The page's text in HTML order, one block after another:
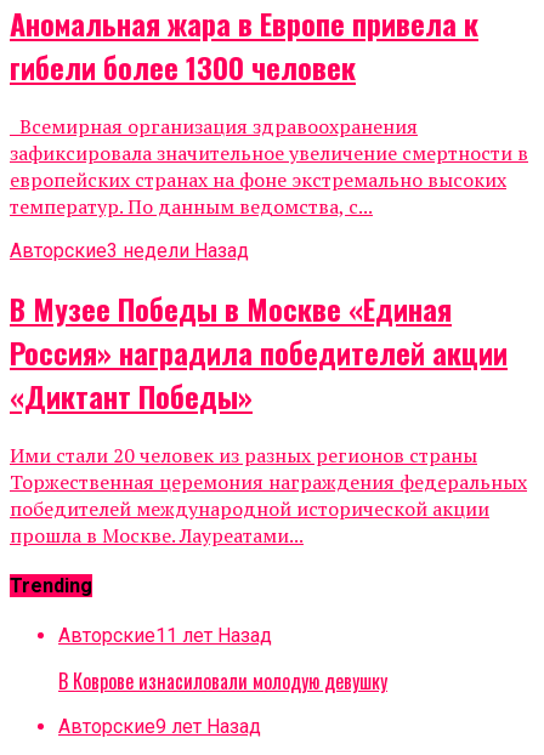
Аномальная жара в Европе привела к
гибели более 1300 человек
Всемирная организация здравоохранения
зафиксировала значительное увеличение смертности в
европейских странах на фоне экстремально высоких
температур. По данным ведомства, с...
Авторские3 недели Назад
В Музее Победы в Москве «Единая
Россия» наградила победителей акции
«Диктант Победы»
Ими стали 20 человек из разных регионов страны
Торжественная церемония награждения федеральных
победителей международной исторической акции
прошла в Москве. Лауреатами...
Trending
Авторские11 лет Назад
В Коврове изнасиловали молодую девушку
Авторские9 лет Назад